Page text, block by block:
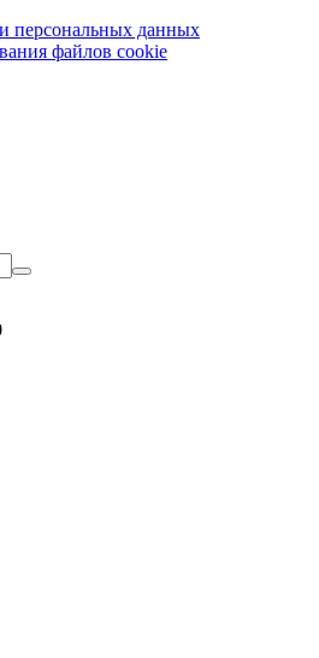
персональных данных
файлов cookie